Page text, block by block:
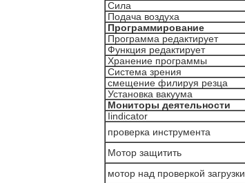
Сила
Подача воздуха
Программирование
Программа редактирует
Функция редактирует
Хранение программы
Система зрения
смещение филируя резца
Установка вакуума
Мониторы деятельности
Iindicator
проверка инструмента
Мотор защитить
мотор над проверкой загрузки